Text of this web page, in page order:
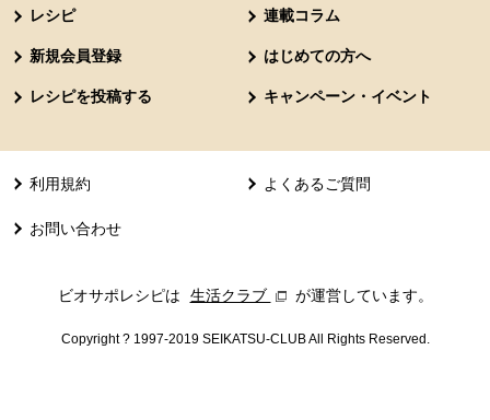
レシピ 連載コラム
新規会員登録 はじめての方へ
レシピを投稿する キャンペーン・イベント
利用規約 よくあるご質問
お問い合わせ
ビオサポレシピは 生活クラブ 別のウィンドウで開きます。
が運営しています。
Copyright ? 1997-2019 SEIKATSU-CLUB All Rights Reserved.